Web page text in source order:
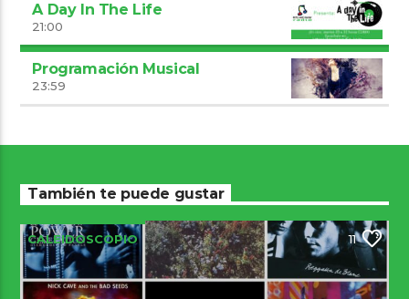
A Day In The Life
21:00
Programación Musical
23:59
También te puede gustar
CALEIDOSCOPIO 11